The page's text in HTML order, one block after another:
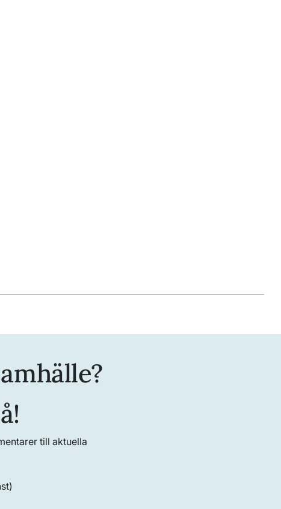
till aktuella